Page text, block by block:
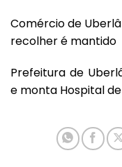
Comércio de
recolher é mantido
Prefeitura de
e monta Hospital